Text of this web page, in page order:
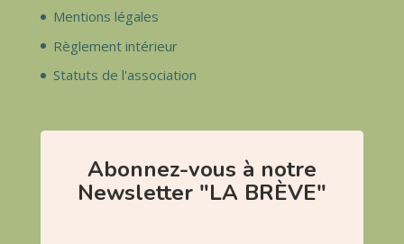
Mentions légales
Règlement intérieur
Statuts de l'association
Abonnez-vous à notre
Newsletter "LA BRÈVE"